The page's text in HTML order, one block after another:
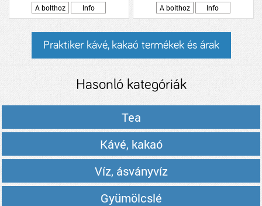
A bolthoz
Info
A bolthoz
Info
Praktiker kávé, kakaó termékek és árak
Hasonló kategóriák
Tea
Kávé, kakaó
Víz, ásványvíz
Gyümölcslé